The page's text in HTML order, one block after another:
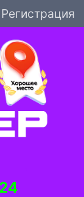
Регистрация